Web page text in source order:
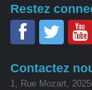
Restez
Contactez
1, Rue Mozart,